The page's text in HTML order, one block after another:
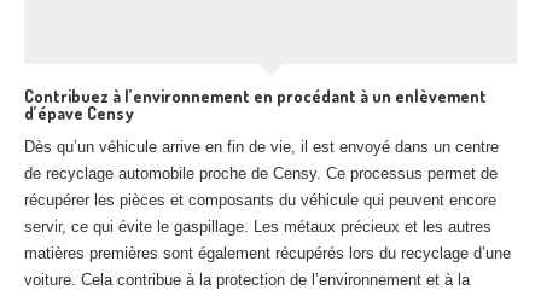
Contribuez à l’environnement en procédant à un enlèvement
d’épave Censy
Dès qu’un véhicule arrive en fin de vie, il est envoyé dans un centre
de recyclage automobile proche de Censy. Ce processus permet de
récupérer les pièces et composants du véhicule qui peuvent encore
servir, ce qui évite le gaspillage. Les métaux précieux et les autres
matières premières sont également récupérés lors du recyclage d’une
voiture. Cela contribue à la protection de l’environnement et à la